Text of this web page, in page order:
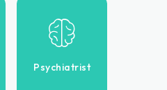
Psychiatrist